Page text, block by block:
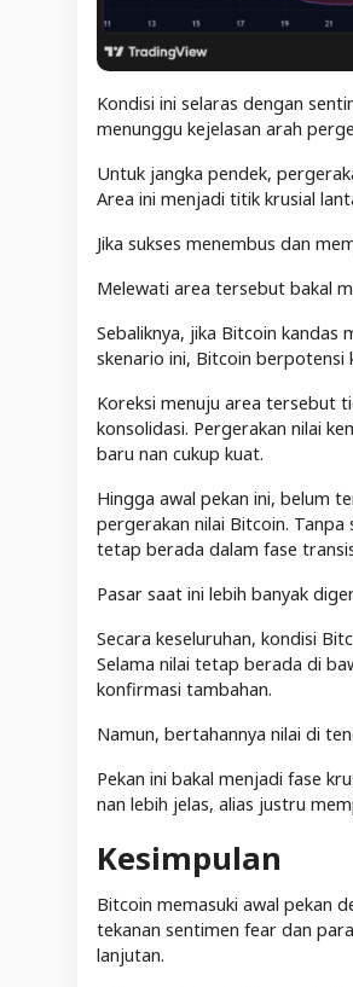
Kondisi ini selaras dengan
menunggu kejelasan arah
Untuk jangka pendek,
Area ini menjadi titik krusial
Jika sukses menembus dan
Melewati area tersebut bakal
Sebaliknya, jika Bitcoin
skenario ini, Bitcoin berpotensi
Koreksi menuju area tersebut
konsolidasi. Pergerakan nilai
baru nan cukup kuat.
Hingga awal pekan ini, belum
pergerakan nilai Bitcoin.
tetap berada dalam fase
Pasar saat ini lebih banyak
Secara keseluruhan, kondisi
Selama nilai tetap berada di
konfirmasi tambahan.
Namun, bertahannya nilai di
Pekan ini bakal menjadi fase
nan lebih jelas, alias justru
Kesimpulan
Bitcoin memasuki awal pekan
tekanan sentimen fear dan
lanjutan.